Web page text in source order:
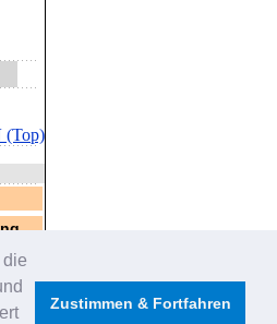
Zustimmen & Fortfahren
(Top)